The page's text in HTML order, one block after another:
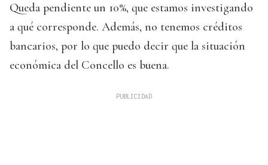
Queda pendiente un 10%, que estamos investigando
a qué corresponde. Además, no tenemos créditos
bancarios, por lo que puedo decir que la situación
económica del Concello es buena.